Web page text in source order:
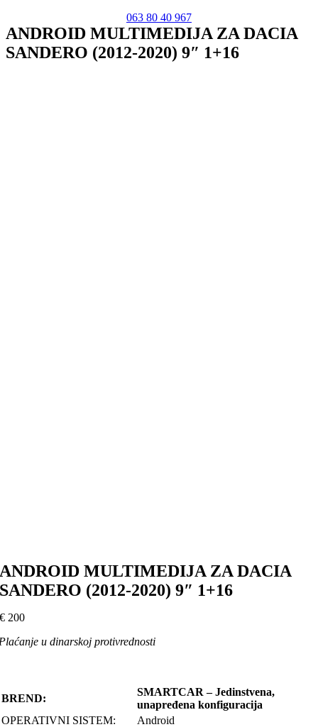
063 80 40 967
ANDROID MULTIMEDIJA ZA DACIA
SANDERO (2012-2020) 9″ 1+16
ANDROID MULTIMEDIJA ZA DACIA
SANDERO (2012-2020) 9″ 1+16
€ 200
u dinarskoj protivrednosti
BREND:
SMARTCAR – Jedinstvena,
unapređena konfiguracija
OPERATIVNI SISTEM:
Android